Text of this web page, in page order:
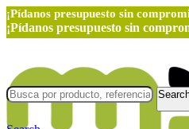
¡Pídanos presupuesto sin
¡Pídanos presupuesto sin